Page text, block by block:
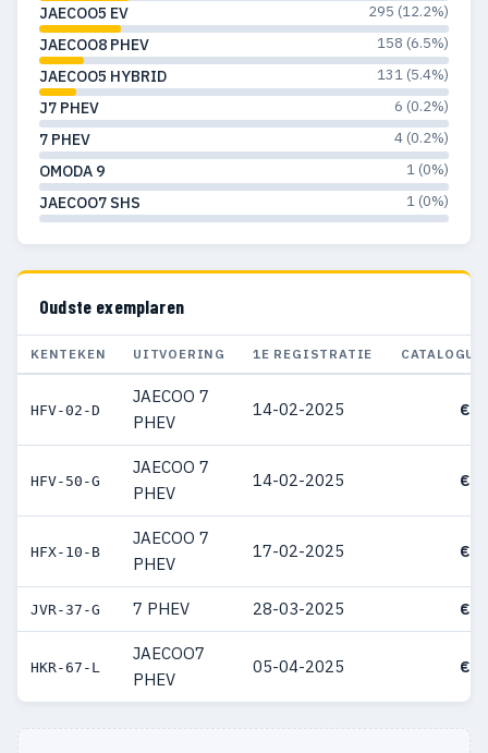
JAECOO5 EV 295 (12.2%)
JAECOO8 PHEV 158 (6.5%)
JAECOO5 HYBRID 131 (5.4%)
J7 PHEV 6 (0.2%)
7 PHEV 4 (0.2%)
OMODA 9 1 (0%)
JAECOO7 SHS 1 (0%)
Oudste exemplaren
KENTEKEN UITVOERING 1E REGISTRATIE
HFV-02-D
JAECOO 7
PHEV
14-02-2025 €
HFV-50-G
JAECOO 7
PHEV
14-02-2025 €
HFX-10-B
JAECOO 7
PHEV
17-02-2025 €
JVR-37-G 7 PHEV 28-03-2025 €
HKR-67-L
JAECOO7
PHEV
05-04-2025 €